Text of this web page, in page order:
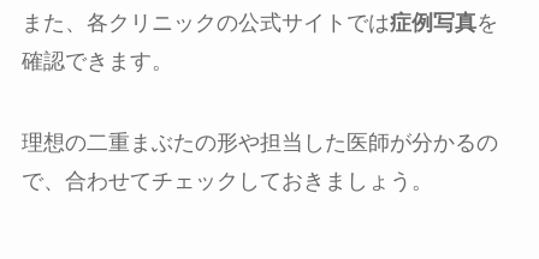
また、各クリニックの公式サイトでは症例写真を
確認できます。
理想の二重まぶたの形や担当した医師が分かるの
で、合わせてチェックしておきましょう。